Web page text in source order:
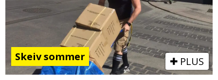
Skeiv sommer PLUS